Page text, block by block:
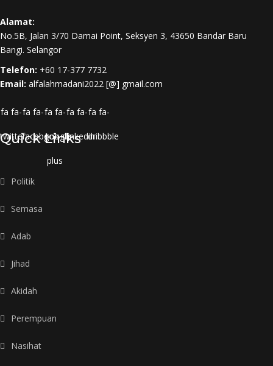
Alamat:
No.5B, Jalan 3/70 Damai Point, Seksyen 3, 43650 Bandar Baru
Bangi. Selangor
Telefon: +60 17-377 7732
Email: alfalahmadani2022 [@] gmail.com
fa fa-
twitter
fa fa-
facebook
fa fa-
google-
plus
fa fa-
linkedin
fa fa-
dribbble
Quick Links
Politik
Semasa
Adab
Jihad
Akidah
Perempuan
Nasihat